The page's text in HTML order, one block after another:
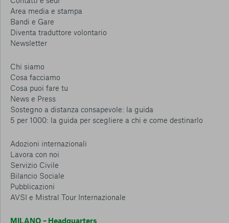
Area media e stampa
Bandi e Gare
Diventa traduttore volontario
Newsletter
Chi siamo
Cosa facciamo
Cosa puoi fare tu
News e Press
Sostegno a distanza consapevole: la guida
5 per 1000: la guida per scegliere a chi e come destinarlo
Adozioni internazionali
Lavora con noi
Servizio Civile
Bilancio Sociale
Pubblicazioni
AVSI e Mistral Tour Internazionale
MILANO – Headquarters